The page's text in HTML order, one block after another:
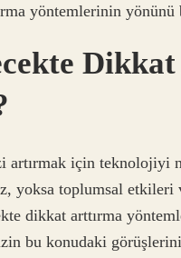
yöntemlerinin yönünü
için teknolojiyi
yoksa toplumsal
dikkat arttırma
bu konudaki